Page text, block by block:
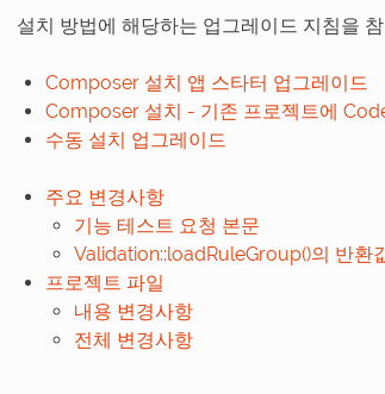
설치 방법에 해당하는 업그레이드 지침을
Composer 설치 앱 스타터 업그레이드
Composer 설치 - 기존 프로젝트에
수동 설치 업그레이드
주요 변경사항
기능 테스트 요청 본문
Validation::loadRuleGroup()의 반환
프로젝트 파일
내용 변경사항
전체 변경사항